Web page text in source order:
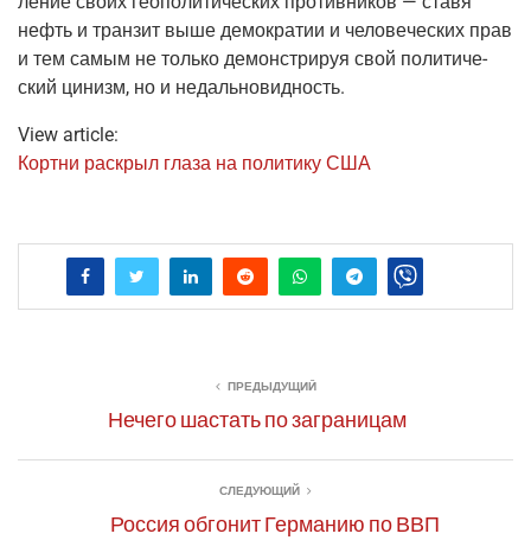
нефть и тран­зит выше демо­кра­тии и чело­ве­че­ских прав
и тем самым не толь­ко демон­стри­руя свой поли­ти­че­
ский цинизм, но и недальновидность.
View article:
Корт­ни рас­крыл гла­за на поли­ти­ку США
ПРЕДЫДУЩИЙ
Нечего шастать по заграницам
СЛЕДУЮЩИЙ
Россия обгонит Германию по ВВП